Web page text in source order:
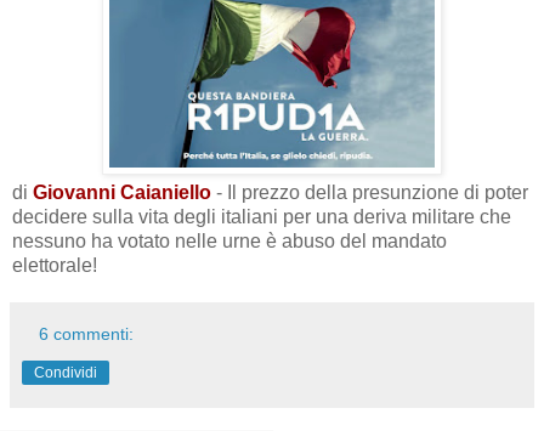
di Giovanni Caianiello - Il prezzo della presunzione di poter
decidere sulla vita degli italiani per una deriva militare che
nessuno ha votato nelle urne è abuso del mandato
elettorale!
6 commenti:
Condividi